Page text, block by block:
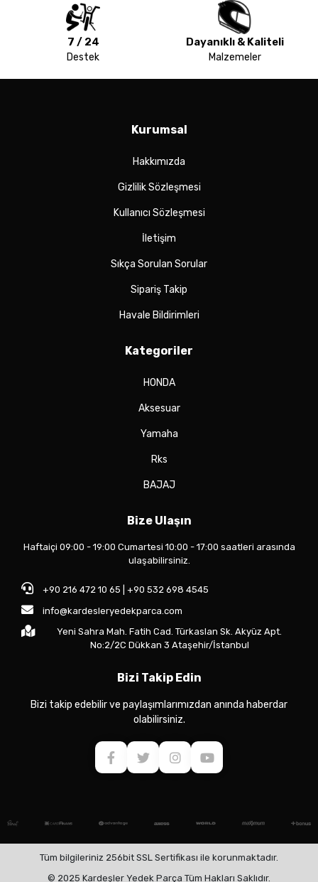
7 / 24
Destek
Dayanıklı & Kaliteli
Malzemeler
Kurumsal
Hakkımızda
Gizlilik Sözleşmesi
Kullanıcı Sözleşmesi
İletişim
Sıkça Sorulan Sorular
Sipariş Takip
Havale Bildirimleri
Kategoriler
HONDA
Aksesuar
Yamaha
Rks
BAJAJ
Bize Ulaşın
Haftaiçi 09:00 - 19:00 Cumartesi 10:00 - 17:00 saatleri arasında
ulaşabilirsiniz.
+90 216 472 10 65 | +90 532 698 4545
info@kardesleryedekparca.com
Yeni Sahra Mah. Fatih Cad. Türkaslan Sk. Akyüz Apt.
No:2/2C Dükkan 3 Ataşehir/İstanbul
Bizi Takip Edin
Bizi takip edebilir ve paylaşımlarımızdan anında haberdar
olabilirsiniz.
Tüm bilgileriniz 256bit SSL Sertifikası ile korunmaktadır.
© 2025 Kardeşler Yedek Parça Tüm Hakları Saklıdır.